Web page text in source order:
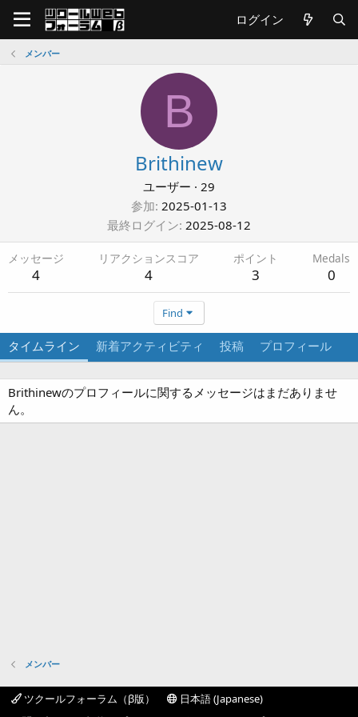
ログイン
メンバー
B
Brithinew
ユーザー · 29
参加 2025-01-13
最終ログイン 2025-08-12
メッセージ
4
リアクションスコア
4
ポイント
3
Medals
0
Find
タイムライン 新着アクティビティ 投稿 プロフィール
Brithinewのプロフィールに関するメッセージはまだありませ
ん。
メンバー
ツクールフォーラム（β版）
日本語 (Japanese)